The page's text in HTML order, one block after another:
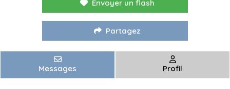
Envoyer un flash
Partagez
Messages Profil